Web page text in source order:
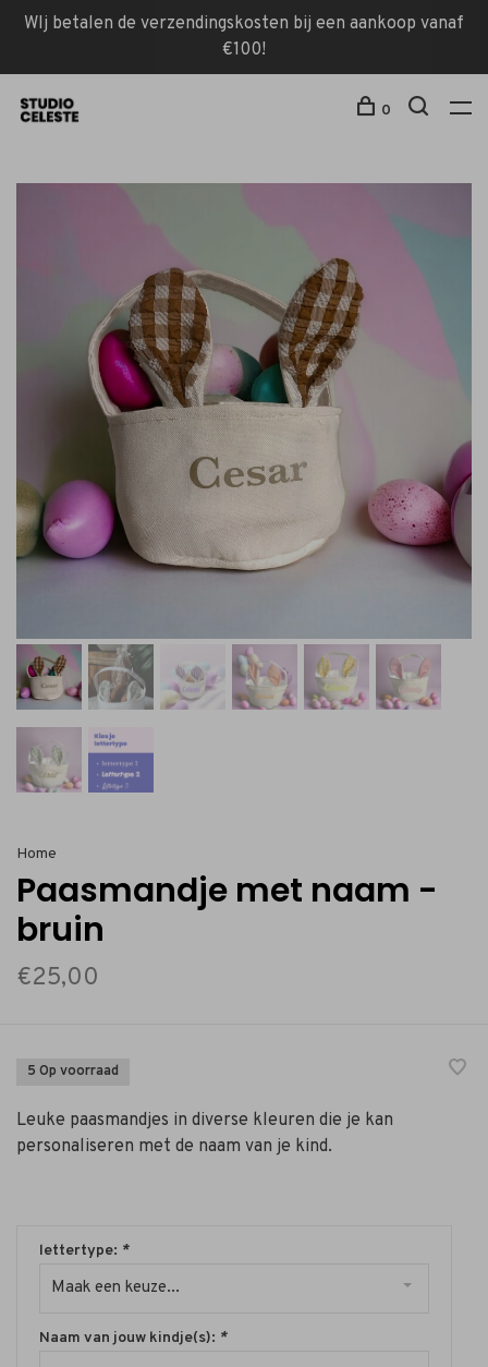
WIj betalen de verzendingskosten bij een aankoop vanaf
€100!
0
Home
Paasmandje met naam -
bruin
€25,00
5 Op voorraad
Leuke paasmandjes in diverse kleuren die je kan
personaliseren met de naam van je kind.
lettertype: *
Maak een keuze...
Naam van jouw kindje(s): *